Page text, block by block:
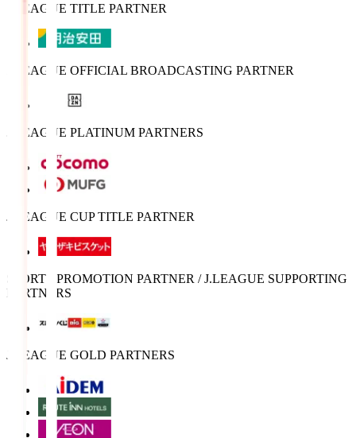
J.LEAGUE TITLE PARTNER
J.LEAGUE OFFICIAL BROADCASTING PARTNER
J.LEAGUE PLATINUM PARTNERS
J.LEAGUE CUP TITLE PARTNER
SPORTS PROMOTION PARTNER / J.LEAGUE SUPPORTING
PARTNERS
J.LEAGUE GOLD PARTNERS